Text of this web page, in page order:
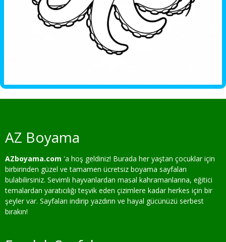
AZ Boyama
AZboyama.com 'a hoş geldiniz! Burada her yaştan çocuklar için
birbirinden güzel ve tamamen ücretsiz boyama sayfaları
bulabilirsiniz. Sevimli hayvanlardan masal kahramanlarına, eğitici
temalardan yaratıcılığı teşvik eden çizimlere kadar herkes için bir
şeyler var. Sayfaları indirip yazdırın ve hayal gücünüzü serbest
bırakın!